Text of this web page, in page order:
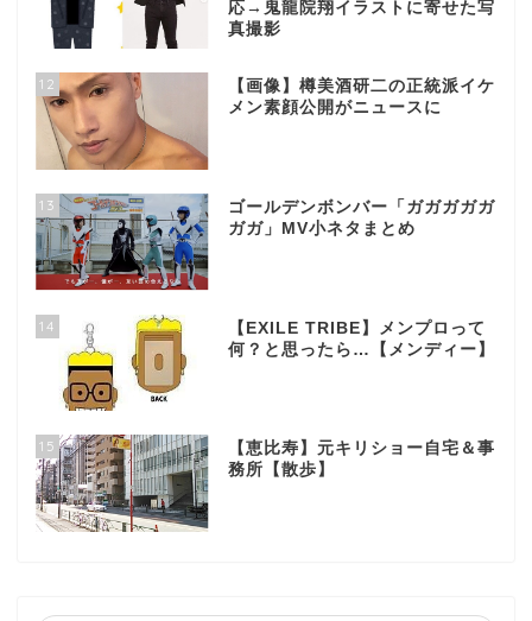
応→鬼龍院翔イラストに寄せた写
真撮影
12
【画像】樽美酒研二の正統派イケ
メン素顔公開がニュースに
13
ゴールデンボンバー「ガガガガガ
ガガ」MV小ネタまとめ
14
【EXILE TRIBE】メンプロって
何？と思ったら…【メンディー】
15
【恵比寿】元キリショー自宅＆事
務所【散歩】